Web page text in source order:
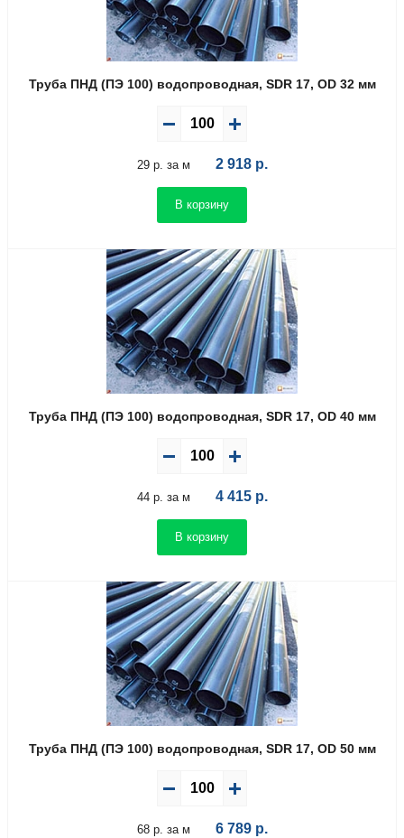
Труба ПНД (ПЭ 100) водопроводная, SDR 17, OD 32 мм
29 р. за м 2 918р.
В корзину
Труба ПНД (ПЭ 100) водопроводная, SDR 17, OD 40 мм
44 р. за м 4 415р.
В корзину
Труба ПНД (ПЭ 100) водопроводная, SDR 17, OD 50 мм
68 р. за м 6 789р.